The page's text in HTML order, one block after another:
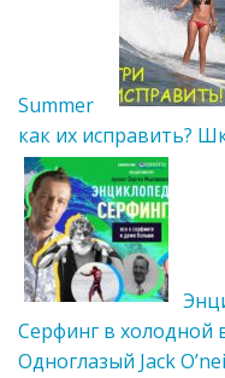
Summer
как их исправить?
Серфинг в холодной
Одноглазый Jack